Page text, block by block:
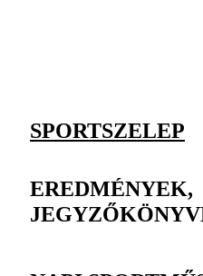
SPORTSZELEP
EREDMÉNYEK,